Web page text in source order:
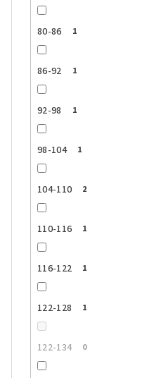
80-86 1
86-92 1
92-98 1
98-104 1
104-110 2
110-116 1
116-122 1
122-128 1
122-134 0